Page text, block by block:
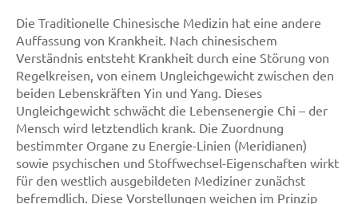
Die Traditionelle Chinesische Medizin hat eine andere
Auffassung von Krankheit. Nach chinesischem
Verständnis entsteht Krankheit durch eine Störung von
Regelkreisen, von einem Ungleichgewicht zwischen den
beiden Lebenskräften Yin und Yang. Dieses
Ungleichgewicht schwächt die Lebensenergie Chi – der
Mensch wird letztendlich krank. Die Zuordnung
bestimmter Organe zu Energie-Linien (Meridianen)
sowie psychischen und Stoffwechsel-Eigenschaften wirkt
für den westlich ausgebildeten Mediziner zunächst
befremdlich. Diese Vorstellungen weichen im Prinzip